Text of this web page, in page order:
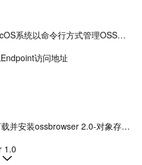
如何通过Windows、Linux和macOS系统以命令行方式管理OSS数据
访问地址
在Windows macOS和Linux上下载并安装ossbrowser 2.0-对象存储-阿里云
1.0